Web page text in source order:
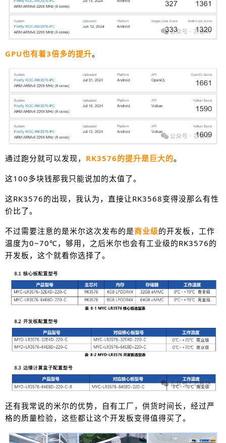
GPU也有着3倍多的提升。
通过跑分就可以发现， RK3576的提升是巨大的。
这100多块钱那我只能说加的太值了。
这RK3576的出现，我认为，直接让RK3568变得没那么有性
价比了。
不过需要注意的是米尔这次发布的是商业级的开发板，工作
温度为0~70℃，够用，之后米尔也会有工业级的RK3576的
开发板，这个就看你选择了。
还有我常说的米尔的优势，自有工厂，供货时间长，经过严
格的质量检验，这些都让这个开发板变得值得买了。